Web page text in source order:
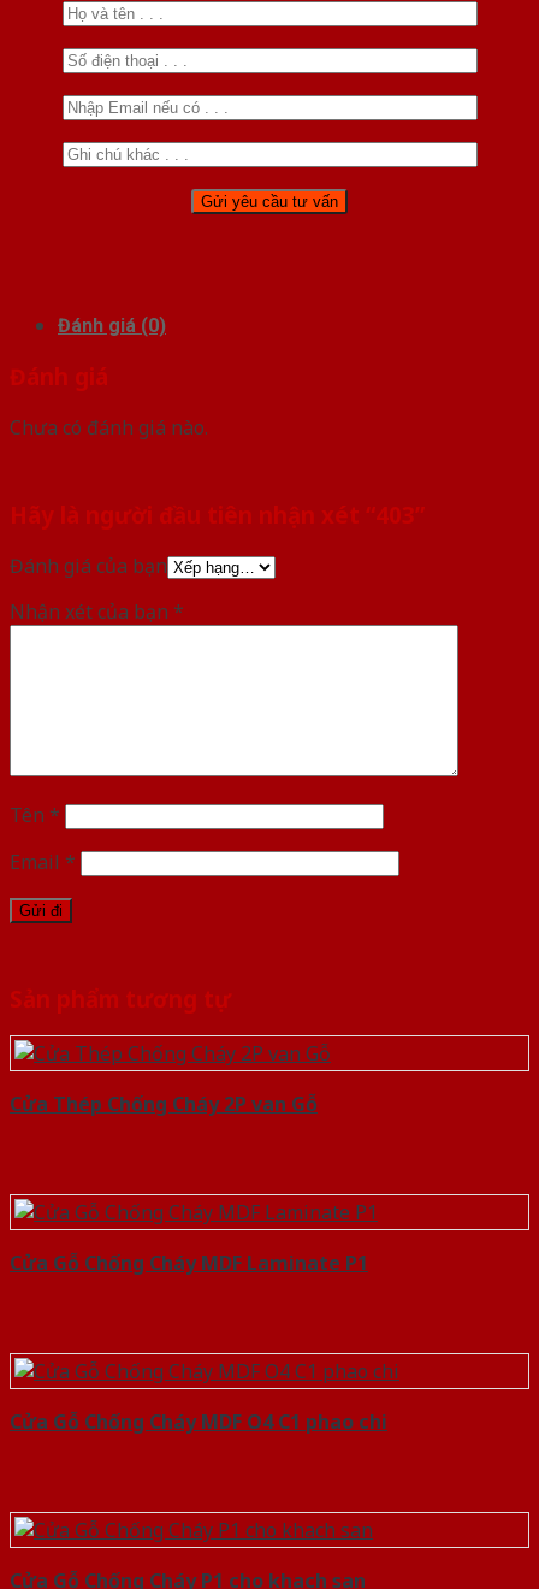
Đánh giá (0)
Đánh giá
Chưa có đánh giá nào.
Hãy là người đầu tiên nhận xét “403”
Đánh giá của bạn
Nhận xét của bạn *
Tên *
Email *
Sản phẩm tương tự
Cửa Thép Chống Cháy 2P van Gỗ
Cửa Gỗ Chống Cháy MDF Laminate P1
Cửa Gỗ Chống Cháy MDF O4 C1 phao chi
Cửa Gỗ Chống Cháy P1 cho khach san